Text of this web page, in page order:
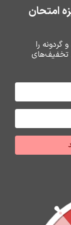
ایرپاد و اسپیکر”
کنید. لورم
از صنعت چاپ
امتحان
گردونه را
تخفیف‌های